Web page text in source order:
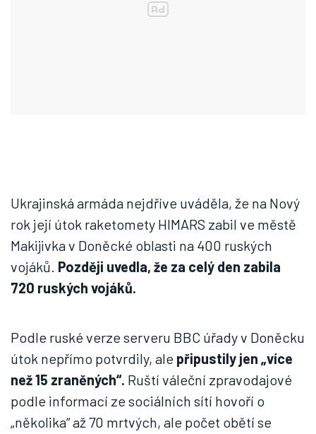
Ukrajinská armáda nejdříve uváděla, že na Nový
rok její útok raketomety HIMARS zabil ve městě
Makijivka v Doněcké oblasti na 400 ruských
vojáků. Později uvedla, že za celý den zabila
720 ruských vojáků.
Podle ruské verze serveru BBC úřady v Doněcku
útok nepřímo potvrdily, ale připustily jen „více
než 15 zraněných“. Ruští váleční zpravodajové
podle informací ze sociálních sítí hovoří o
„několika“ až 70 mrtvých, ale počet obětí se